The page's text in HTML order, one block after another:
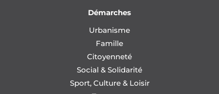
Démarches
Urbanisme
Famille
Citoyenneté
Social & Solidarité
Sport, Culture & Loisir